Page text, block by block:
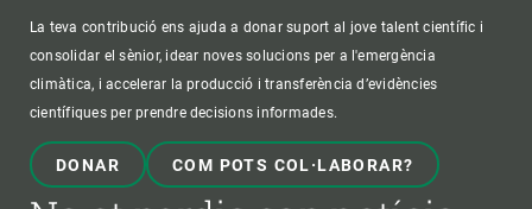
La teva contribució ens ajuda a donar suport al jove talent científic i
consolidar el sènior, idear noves solucions per a l'emergència
climàtica, i accelerar la producció i transferència d’evidències
científiques per prendre decisions informades.
DONAR COM POTS COL·LABORAR?